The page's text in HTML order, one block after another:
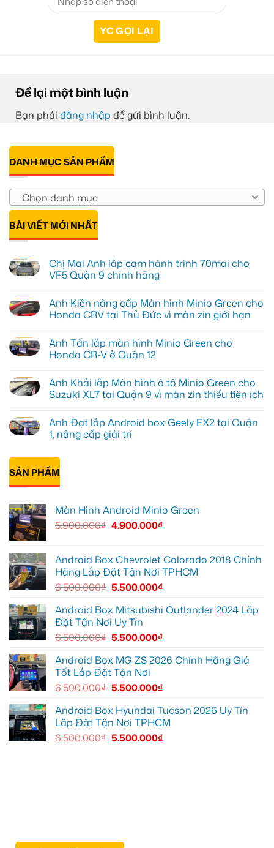
Để lại một bình luận
Bạn phải đăng nhập để gửi bình luận.
DANH MỤC SẢN PHẨM
Chọn danh mục
BÀI VIẾT MỚI NHẤT
Chị Mai Anh lắp cam hành trình 70mai cho
VF5 Quận 9 chính hãng
bình
luận
ở
Anh
lắp
cam
70mai
cho
VF5
chính
hãng
Anh Kiên nâng cấp Màn hình Minio Green cho
Honda CRV tại Thủ Đức vì màn zin giới hạn
bình
luận
ở
nâng
cấp
Màn
Green
cho
Honda
Thủ
Đức
vì
màn
hạn
Anh Tấn lắp màn hình Minio Green cho
Honda CR-V ở Quận 12
bình
luận
ở
lắp
màn
hình
cho
Honda
CR-
V
Anh Khải lắp Màn hình ô tô Minio Green cho
Suzuki XL7 tại Quận 9 vì màn zin thiếu tiện ích
bình
luận
ở
Màn
hình
ô
Green
Suzuki
màn
zin
thiếu
ích
Anh Đạt lắp Android box Geely EX2 tại Quận
1, nâng cấp giải trí
có
luận
ở
Anh
Android
Geely
nâng
cấp
giải
SẢN PHẨM
Màn Hình Android Minio Green
5.900.000₫ 4.900.000₫
Android Box Chevrolet Colorado 2018 Chính
Hãng Lắp Đặt Tận Nơi TPHCM
6.500.000₫ 5.500.000₫
Android Box Mitsubishi Outlander 2024 Lắp
Đặt Tận Nơi Uy Tín
6.500.000₫ 5.500.000₫
Android Box MG ZS 2026 Chính Hãng Giá
Tốt Lắp Đặt Tận Nơi
6.500.000₫ 5.500.000₫
Android Box Hyundai Tucson 2026 Uy Tín
Lắp Đặt Tận Nơi TPHCM
6.500.000₫ 5.500.000₫